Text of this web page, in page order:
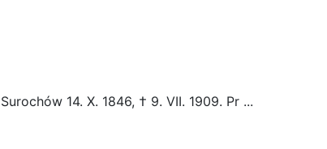
14. X. 1846, † 9. VII. 1909. Pr ...